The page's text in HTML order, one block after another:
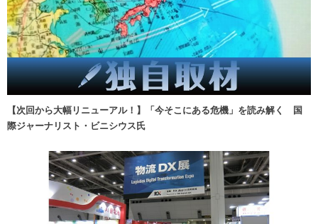
【次回から大幅リニューアル！】「今そこにある危機」を読み解く 国
際ジャーナリスト・ビニシウス氏